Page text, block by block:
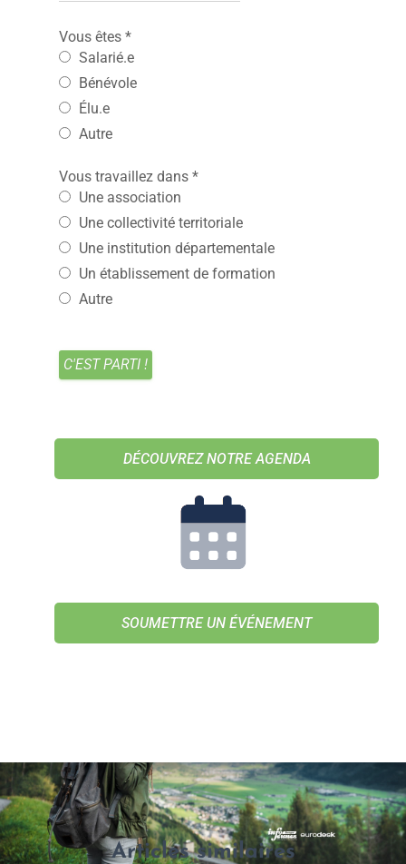
Vous êtes *
Salarié.e
Bénévole
Élu.e
Autre
Vous travaillez dans *
Une association
Une collectivité territoriale
Une institution départementale
Un établissement de formation
Autre
DÉCOUVREZ NOTRE AGENDA
SOUMETTRE UN ÉVÉNEMENT
Articles similaires